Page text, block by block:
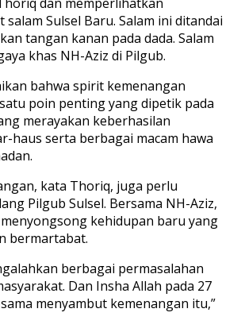
Sulsel Baru. Salam ini ditandai
tangan kanan pada dada. Salam
khas NH-Aziz di Pilgub.
bahwa spirit kemenangan
poin penting yang dipetik pada
merayakan keberhasilan
haus serta berbagai macam hawa
kata Thoriq, juga perlu
Pilgub Sulsel. Bersama NH-Aziz,
kehidupan baru yang
bermartabat.
berbagai permasalahan
Dan Insha Allah pada 27
menyambut kemenangan itu,”